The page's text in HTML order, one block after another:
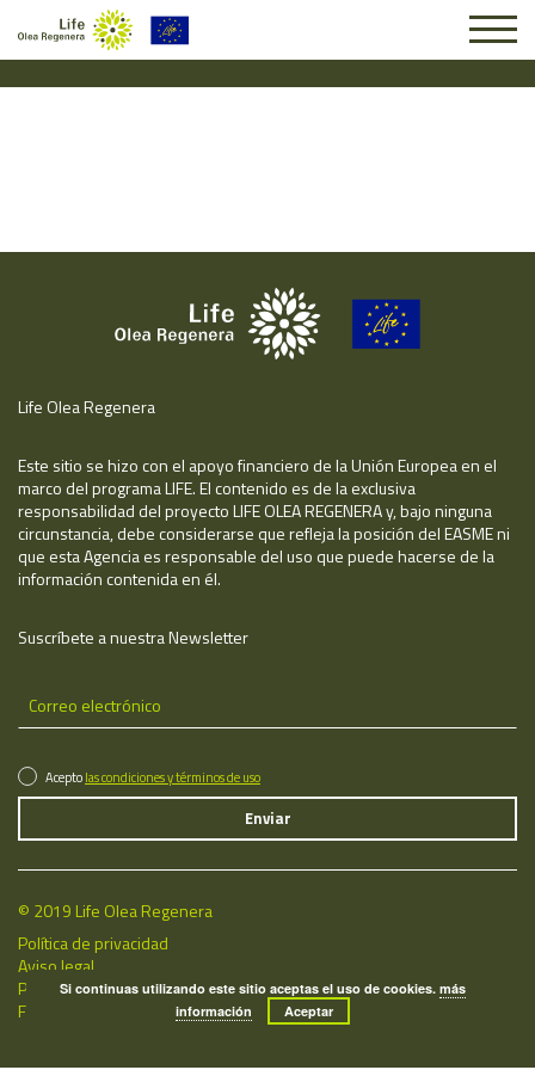
Solicitud #24988
Life Olea Regenera
Este sitio se hizo con el apoyo financiero de la Unión Europea en el
marco del programa LIFE. El contenido es de la exclusiva
responsabilidad del proyecto LIFE OLEA REGENERA y, bajo ninguna
circunstancia, debe considerarse que refleja la posición del EASME ni
que esta Agencia es responsable del uso que puede hacerse de la
información contenida en él.
Suscríbete a nuestra Newsletter
Aceptolas condiciones y términos de uso
© 2019 Life Olea Regenera
Política de privacidad
Aviso legal
Política de cookies
Fecha de última actualización: 06/08/2026
Si continuas utilizando este sitio aceptas el uso de cookies.más
información
Aceptar